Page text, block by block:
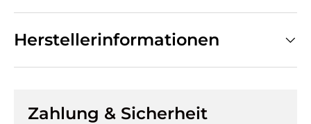
Herstellerinformationen
Zahlung & Sicherheit